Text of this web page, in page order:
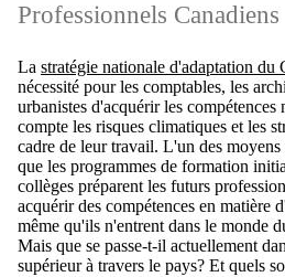
Professionnels Canadiens
La stratégie nationale d'adaptation du
nécessité pour les comptables, les
urbanistes d'acquérir les compétences
compte les risques climatiques et les
cadre de leur travail. L'un des
que les programmes de formation
collèges préparent les futurs
acquérir des compétences en matière
même qu'ils n'entrent dans le monde
Mais que se passe-t-il actuellement
supérieur à travers le pays? Et quels